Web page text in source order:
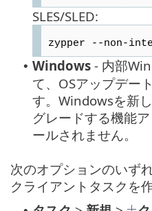
SLES/SLED:
zypper --non-
• Windows - 内部
て、OSアップデー
す。Windowsを新
グレードする機能
ールされません。
次のオプションのいず
クライアントタスクを